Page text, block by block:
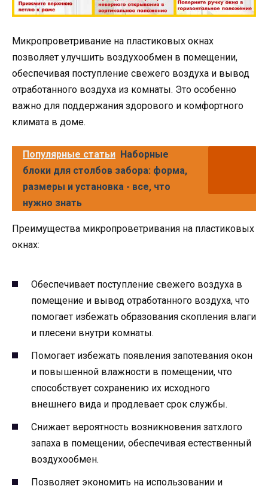
Микропроветривание на пластиковых окнах
позволяет улучшить воздухообмен в помещении,
обеспечивая поступление свежего воздуха и вывод
отработанного воздуха из комнаты. Это особенно
важно для поддержания здорового и комфортного
климата в доме.
Популярные статьи Наборные
блоки для столбов забора: форма,
размеры и установка - все, что
нужно знать
Преимущества микропроветривания на пластиковых
окнах:
Обеспечивает поступление свежего воздуха в
помещение и вывод отработанного воздуха, что
помогает избежать образования скопления влаги
и плесени внутри комнаты.
Помогает избежать появления запотевания окон
и повышенной влажности в помещении, что
способствует сохранению их исходного
внешнего вида и продлевает срок службы.
Снижает вероятность возникновения затхлого
запаха в помещении, обеспечивая естественный
воздухообмен.
Позволяет экономить на использовании и